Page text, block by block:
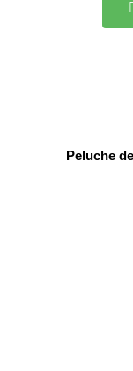
Peluche